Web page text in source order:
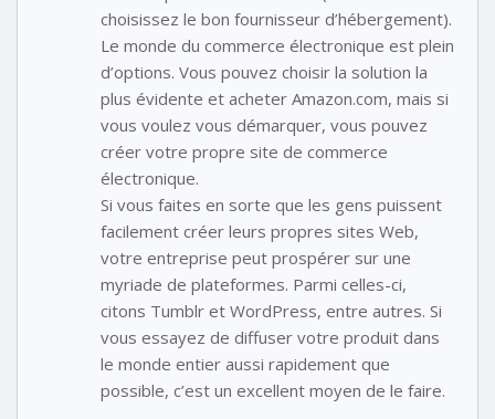
choisissez le bon fournisseur d’hébergement).
Le monde du commerce électronique est plein
d’options. Vous pouvez choisir la solution la
plus évidente et acheter Amazon.com, mais si
vous voulez vous démarquer, vous pouvez
créer votre propre site de commerce
électronique.
Si vous faites en sorte que les gens puissent
facilement créer leurs propres sites Web,
votre entreprise peut prospérer sur une
myriade de plateformes. Parmi celles-ci,
citons Tumblr et WordPress, entre autres. Si
vous essayez de diffuser votre produit dans
le monde entier aussi rapidement que
possible, c’est un excellent moyen de le faire.